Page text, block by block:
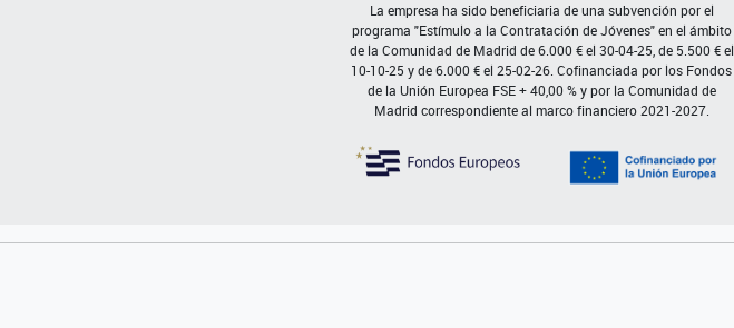
La empresa ha sido beneficiaria de una subvención por el
programa "Estímulo a la Contratación de Jóvenes" en el ámbito
de la Comunidad de Madrid de 6.000 € el 30-04-25, de 5.500 € el
10-10-25 y de 6.000 € el 25-02-26. Cofinanciada por los Fondos
de la Unión Europea FSE + 40,00 % y por la Comunidad de
Madrid correspondiente al marco financiero 2021-2027.